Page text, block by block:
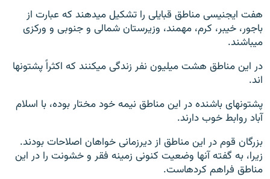
هفت ایجنیسی مناطق قبایلی را تشکیل می‎دهند که عبارت از
باجور، خیبر، کرم، مهمند، وزیرستان شمالی و جنوبی و ورکزی
می‎باشند.
در این مناطق هشت میلیون نفر زندگی می‎کنند که اکثراً پشتون‎ها
اند.
پشتون‎های باشنده در این مناطق نیمه خود مختار بوده، با اسلام
آباد روابط خوب دارند.
بزرگان قوم در این مناطق از دیرزمانی خواهان اصلاحات بودند.
زیرا، به گفته آن‎ها وضعیت کنونی زمینه فقر و خشونت را در این
مناطق فراهم کرده‎است.